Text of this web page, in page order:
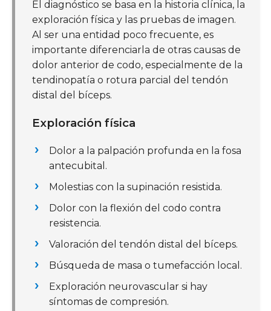
El diagnóstico se basa en la historia clínica, la
exploración física y las pruebas de imagen.
Al ser una entidad poco frecuente, es
importante diferenciarla de otras causas de
dolor anterior de codo, especialmente de la
tendinopatía o rotura parcial del tendón
distal del bíceps.
Exploración física
Dolor a la palpación profunda en la fosa
antecubital.
Molestias con la supinación resistida.
Dolor con la flexión del codo contra
resistencia.
Valoración del tendón distal del bíceps.
Búsqueda de masa o tumefacción local.
Exploración neurovascular si hay
síntomas de compresión.